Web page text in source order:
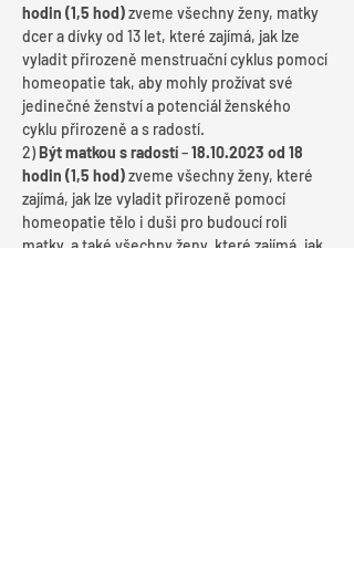
hodin (1,5 hod) zveme všechny ženy, matky
dcer a dívky od 13 let, které zajímá, jak lze
vyladit přirozeně menstruační cyklus pomocí
homeopatie tak, aby mohly prožívat své
jedinečné ženství a potenciál ženského
cyklu přirozeně a s radostí.
2) Být matkou s radostí – 18.10.2023 od 18
hodin (1,5 hod) zveme všechny ženy, které
zajímá, jak lze vyladit přirozeně pomocí
homeopatie tělo i duši pro budoucí roli
matky, a také všechny ženy, které zajímá, jak